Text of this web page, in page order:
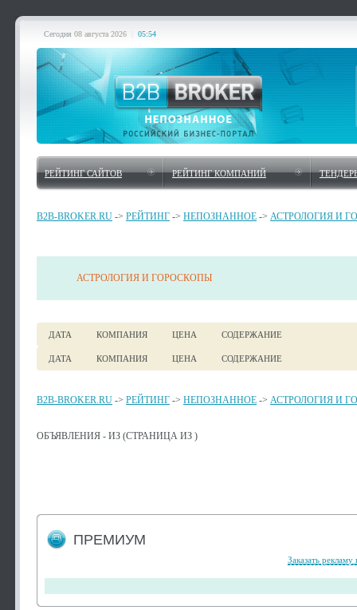
Сегодня 08 августа 2026 05:54
РЕЙТИНГ САЙТОВ РЕЙТИНГ КОМПАНИЙ
B2B-BROKER.RU -> РЕЙТИНГ -> НЕПОЗНАННОЕ -> АСТРОЛОГИЯ И
АСТРОЛОГИЯ И ГОРОСКОПЫ
ДАТА КОМПАНИЯ ЦЕНА СОДЕРЖАНИЕ
ДАТА КОМПАНИЯ ЦЕНА СОДЕРЖАНИЕ
B2B-BROKER.RU -> РЕЙТИНГ -> НЕПОЗНАННОЕ -> АСТРОЛОГИЯ И
ОБЪЯВЛЕНИЯ - ИЗ (СТРАНИЦА ИЗ )
ПРЕМИУМ
Заказать рекламу